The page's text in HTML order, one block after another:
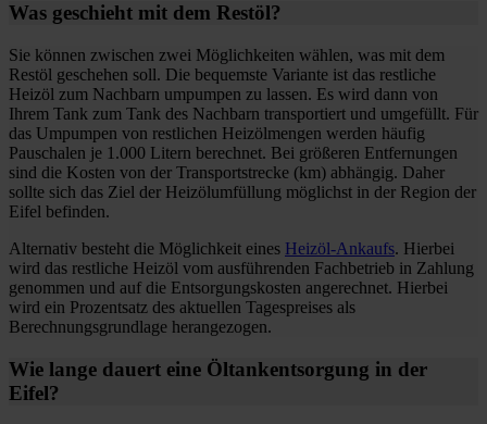
Was geschieht mit dem Restöl?
Sie können zwischen zwei Möglichkeiten wählen, was mit dem
Restöl geschehen soll. Die bequemste Variante ist das restliche
Heizöl zum Nachbarn umpumpen zu lassen. Es wird dann von
Ihrem Tank zum Tank des Nachbarn transportiert und umgefüllt. Für
das Umpumpen von restlichen Heizölmengen werden häufig
Pauschalen je 1.000 Litern berechnet. Bei größeren Entfernungen
sind die Kosten von der Transportstrecke (km) abhängig. Daher
sollte sich das Ziel der Heizölumfüllung möglichst in der Region der
Eifel befinden.
Alternativ besteht die Möglichkeit eines Heizöl-Ankaufs. Hierbei
wird das restliche Heizöl vom ausführenden Fachbetrieb in Zahlung
genommen und auf die Entsorgungskosten angerechnet. Hierbei
wird ein Prozentsatz des aktuellen Tagespreises als
Berechnungsgrundlage herangezogen.
Wie lange dauert eine Öltankentsorgung in der
Eifel?